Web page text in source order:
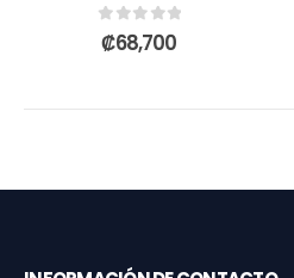
0out of 5
₡68,700